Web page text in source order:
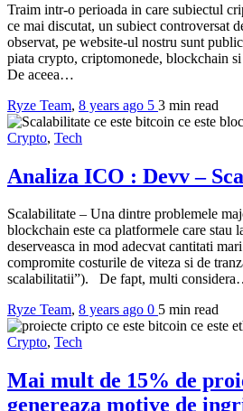
Traim intr-o perioada in care subiectul
ce mai discutat, un subiect controversat
observat, pe website-ul nostru sunt
piata crypto, criptomonede, blockchain si
De aceea…
Ryze Team, 8 years ago 5 3 min read
Crypto, Tech
Analiza ICO : Devv –
Scalabilitate – Una dintre problemele
blockchain este ca platformele care stau
deserveasca in mod adecvat cantitati
compromite costurile de viteza si de
scalabilitatii”). De fapt, multi
Ryze Team, 8 years ago 0 5 min read
Crypto, Tech
Mai mult de 15% de
genereaza motive de